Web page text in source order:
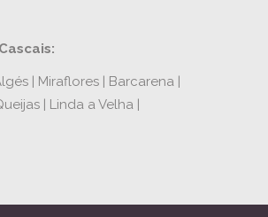
| Miraflores | Barcarena |
| Linda a Velha |